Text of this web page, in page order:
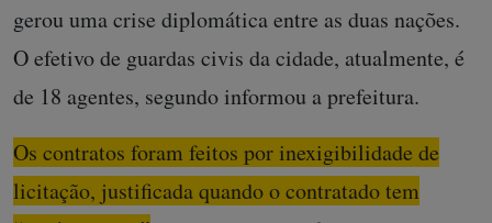
gerou uma crise diplomática entre as duas nações.
O efetivo de guardas civis da cidade, atualmente, é
de 18 agentes, segundo informou a prefeitura.
Os contratos foram feitos por inexigibilidade de
licitação, justificada quando o contratado tem